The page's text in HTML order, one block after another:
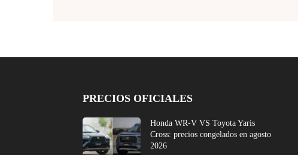
PRECIOS OFICIALES
Honda WR-V VS Toyota Yaris
Cross: precios congelados en agosto
2026